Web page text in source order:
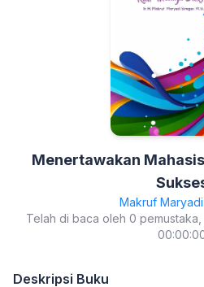
Menertawakan
Makruf
Telah di baca oleh 0
Deskripsi Buku